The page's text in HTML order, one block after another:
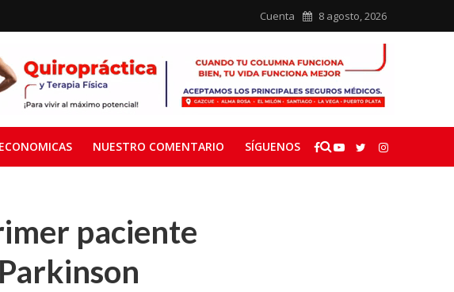
Cuenta 8 agosto, 2026
ECONOMICAS NUESTRO COMENTARIO SÍGUENOS
paciente